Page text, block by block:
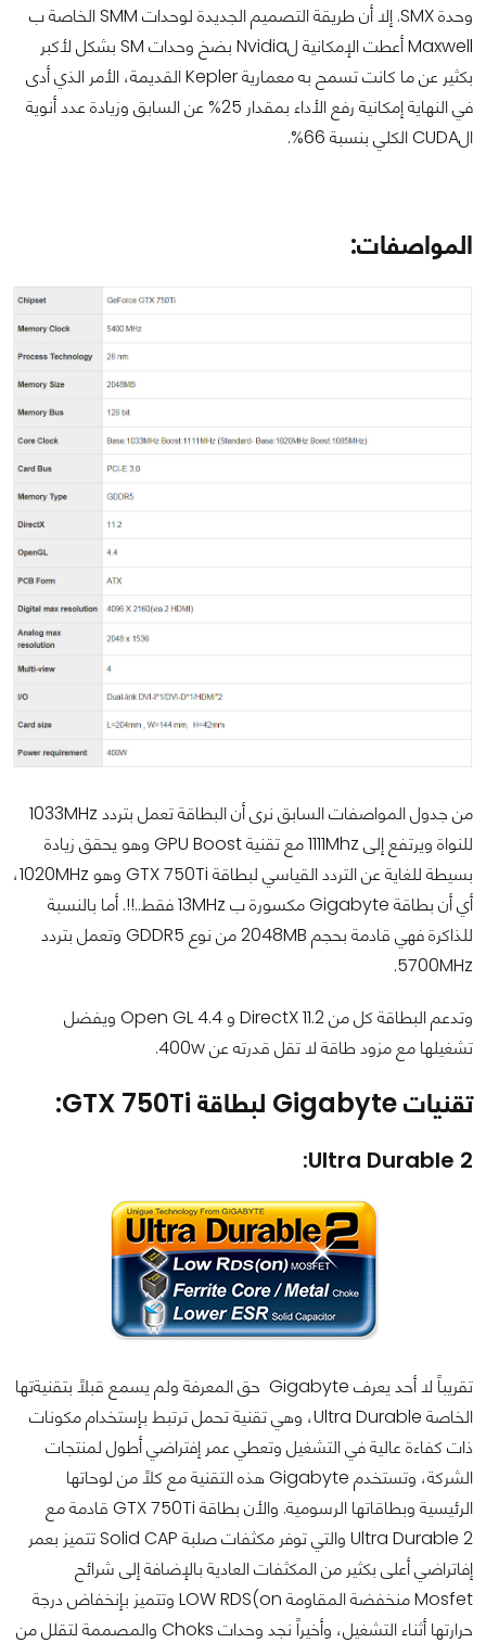
وحدة SMX. إلا أن طريقة التصميم الجديدة لوحدات SMM الخاصة ب
Maxwell أعطت الإمكانية لNvidia بضخ وحدات SM بشكل لأكبر
بكثير عن ما كانت تسمح به معمارية Kepler القديمة، الأمر الذي أدى
في النهاية إمكانية رفع الأداء بمقدار 25% عن السابق وزيادة عدد أنوية
الCUDA الكلي بنسبة 66%.
المواصفات:
من جدول المواصفات السابق نرى أن البطاقة تعمل بتردد 1033MHz
للنواة ويرتفع إلى 1111Mhz مع تقنية GPU Boost وهو يحقق زيادة
بسيطة للغاية عن التردد القياسي لبطاقة GTX 750Ti وهو 1020MHz،
أي أن بطاقة Gigabyte مكسورة ب 13MHz فقط..!!. أما بالنسبة
للذاكرة فهي قادمة بحجم 2048MB من نوع GDDR5 وتعمل بتردد
5700MHz.
وتدعم البطاقة كل من DirectX 11.2 و Open GL 4.4 ويفضل
تشغيلها مع مزود طاقة لا تقل قدرته عن 400w.
تقنيات Gigabyte لبطاقة GTX 750Ti:
Ultra Durable 2:
تقريباً لا أحد يعرف Gigabyte حق المعرفة ولم يسمع قبلاً بتقنيةتها
الخاصة Ultra Durable، وهي تقنية تحمل ترتبط بإستخدام مكونات
ذات كفاءة عالية في التشغيل وتعطي عمر إفتراضي أطول لمنتجات
الشركة، وتستخدم Gigabyte هذه التقنية مع كلاً من لوحاتها
الرئيسية وبطاقاتها الرسومية. والأن بطاقة GTX 750Ti قادمة مع
Ultra Durable 2 والتي توفر مكثفات صلبة Solid CAP تتميز بعمر
إفاتراضي أعلى بكثير من المكثفات العادية بالإضافة إلى شرائح
Mosfet منخفضة المقاومة LOW RDS(on وتتميز بإنخفاض درجة
حرارتها أثناء التشغيل، وأخيراً نجد وحدات Choks والمصممة لتقلل من